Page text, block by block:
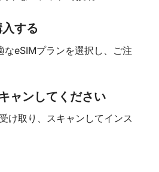
する
なeSIMプランを選択し、ご注
ャンしてください
け取り、スキャンしてインス